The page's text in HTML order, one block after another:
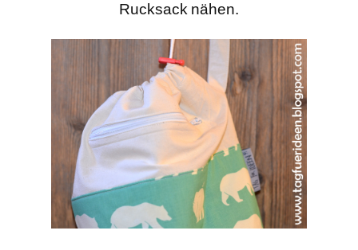
Rucksack nähen.